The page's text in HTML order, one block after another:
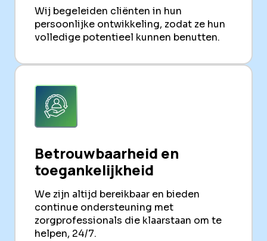
Wij begeleiden cliënten in hun
persoonlijke ontwikkeling, zodat ze hun
volledige potentieel kunnen benutten.
Betrouwbaarheid en
toegankelijkheid
We zijn altijd bereikbaar en bieden
continue ondersteuning met
zorgprofessionals die klaarstaan om te
helpen, 24/7.